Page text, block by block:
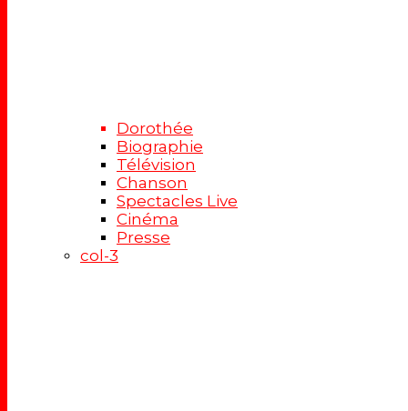
Dorothée
Biographie
Télévision
Chanson
Spectacles Live
Cinéma
Presse
col-3